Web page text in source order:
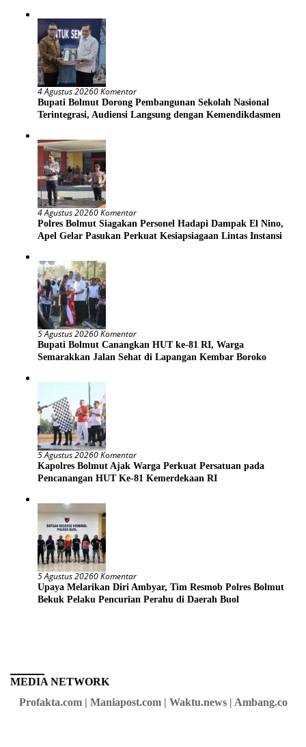
4 Agustus 20260 Komentar
Bupati Bolmut Dorong Pembangunan Sekolah Nasional
Terintegrasi, Audiensi Langsung dengan Kemendikdasmen
4 Agustus 20260 Komentar
Polres Bolmut Siagakan Personel Hadapi Dampak El Nino,
Apel Gelar Pasukan Perkuat Kesiapsiagaan Lintas Instansi
5 Agustus 20260 Komentar
Bupati Bolmut Canangkan HUT ke-81 RI, Warga
Semarakkan Jalan Sehat di Lapangan Kembar Boroko
5 Agustus 20260 Komentar
Kapolres Bolmut Ajak Warga Perkuat Persatuan pada
Pencanangan HUT Ke-81 Kemerdekaan RI
5 Agustus 20260 Komentar
Upaya Melarikan Diri Ambyar, Tim Resmob Polres Bolmut
Bekuk Pelaku Pencurian Perahu di Daerah Buol
MEDIA NETWORK
Profakta.com | Maniapost.com | Waktu.news | Ambang.co